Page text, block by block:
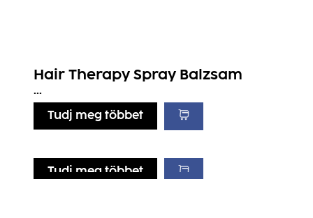
Hair Therapy Spray Balzsam
...
Tudj meg többet
Tudj meg többet